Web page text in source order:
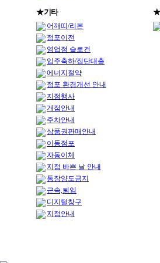
★기타
어깨띠/리본
점포이전
영업점 슬로건
입주축하/집단대출
에너지절약
점포 환경개선 안내
지점행사
개점안내
주차안내
상품권판매안내
이동점포
자동이체
지점 바쁜 날 안내
통장양도금지
근속,퇴임
디지털창구
지점안내
★